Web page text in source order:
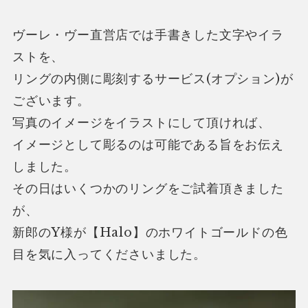
ヴーレ・ヴー直営店では手書きした文字やイラ
ストを、
リングの内側に彫刻するサービス(オプション)が
ございます。
写真のイメージをイラストにして頂ければ、
イメージとして彫るのは可能である旨をお伝え
しました。
その日はいくつかのリングをご試着頂きました
が、
新郎のY様が【Halo】のホワイトゴールドの色
目を気に入ってくださいました。